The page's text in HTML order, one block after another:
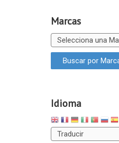
Marcas
Idioma